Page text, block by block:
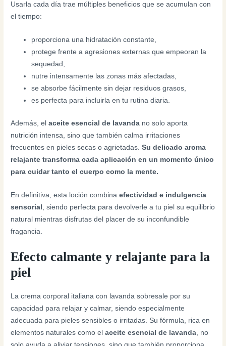
Usarla cada día trae múltiples beneficios que se acumulan con
el tiempo:
proporciona una hidratación constante,
protege frente a agresiones externas que empeoran la
sequedad,
nutre intensamente las zonas más afectadas,
se absorbe fácilmente sin dejar residuos grasos,
es perfecta para incluirla en tu rutina diaria.
Además, elaceite esencial de lavanda no solo aporta
nutrición intensa, sino que también calma irritaciones
frecuentes en pieles secas o agrietadas.Su delicado aroma
relajante transforma cada aplicación en un momento único
para cuidar tanto el cuerpo como la mente.
En definitiva, esta loción combinaefectividad e indulgencia
sensorial , siendo perfecta para devolverle a tu piel su equilibrio
natural mientras disfrutas del placer de su inconfundible
fragancia.
Efecto calmante y relajante para la
piel
La crema corporal italiana con lavanda sobresale por su
capacidad para relajar y calmar, siendo especialmente
adecuada para pieles sensibles o irritadas. Su fórmula, rica en
elementos naturales como elaceite esencial de lavanda , no